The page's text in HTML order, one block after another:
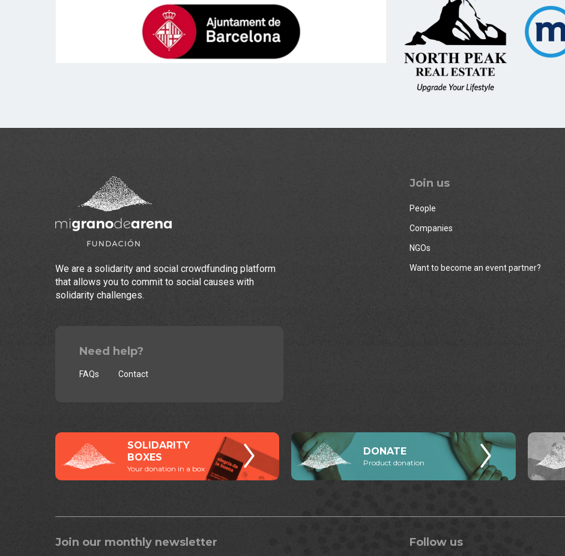
We are a solidarity and social crowdfunding platform
that allows you to commit to social causes with
solidarity challenges.
Need help?
FAQs Contact
Join us
People
Companies
NGOs
Want to become an event partner?
SOLIDARITY
BOXES
Your donation in a box
DONATE
Product donation
Join our monthly newsletter Follow us